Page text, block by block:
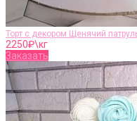
Торт с декором Щенячий
2250₽\кг
Заказать